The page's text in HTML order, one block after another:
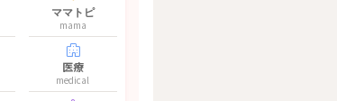
ママトピ
mama
医療
medical